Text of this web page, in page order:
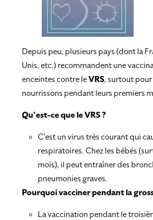
Depuis peu, plusieurs pays (dont la
Unis, etc.) recommandent une
enceintes contre leVRS, surtout
nourrissons pendant leurs premiers
Qu’est-ce que le VRS ?
C’est un virus très courant qui
respiratoires. Chez les bébés
mois), il peut entraîner des
pneumonies graves.
Pourquoi vacciner pendant la
La vaccination pendant le